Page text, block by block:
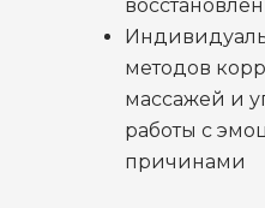
методов
массажей и
работы с
причинами